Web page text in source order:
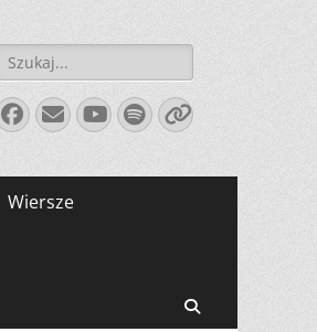
Szukaj:
Facebook
E-
mail
YouTube
Spotify
Link
Wiersze